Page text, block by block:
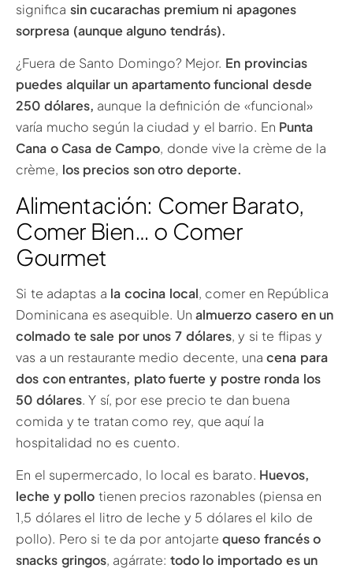
significa sin cucarachas premium ni apagones
sorpresa (aunque alguno tendrás).
¿Fuera de Santo Domingo? Mejor. En provincias
puedes alquilar un apartamento funcional desde
250 dólares, aunque la definición de «funcional»
varía mucho según la ciudad y el barrio. En Punta
Cana o Casa de Campo, donde vive la crème de la
crème, los precios son otro deporte.
Alimentación: Comer Barato,
Comer Bien… o Comer
Gourmet
Si te adaptas a la cocina local, comer en República
Dominicana es asequible. Unalmuerzo casero en un
colmado te sale por unos 7 dólares, y si te flipas y
vas a un restaurante medio decente, unacena para
dos con entrantes, plato fuerte y postre ronda los
50 dólares. Y sí, por ese precio te dan buena
comida y te tratan como rey, que aquí la
hospitalidad no es cuento.
En el supermercado, lo local es barato. Huevos,
leche y pollo tienen precios razonables (piensa en
1,5 dólares el litro de leche y 5 dólares el kilo de
pollo). Pero si te da por antojartequeso francés o
snacks gringos, agárrate: todo lo importado es un